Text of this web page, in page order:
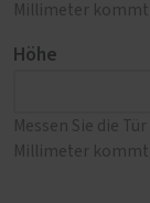
Millimeter
Höhe
Messen Sie die
Millimeter